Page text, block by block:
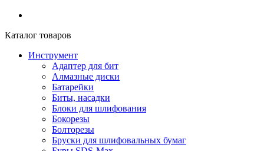
Каталог товаров
Инструмент
Адаптер для бит
Алмазные диски
Батарейки
Биты, насадки
Блоки для шлифования
Бокорезы
Болторезы
Бруски для шлифовальных бумаг